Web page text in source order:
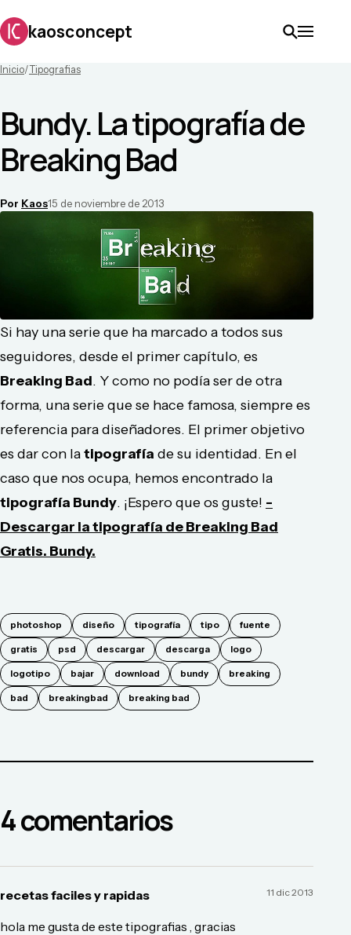
kaosconcept
Inicio/Tipografias
Bundy. La tipografía de
Breaking Bad
Por Kaos15 de noviembre de 2013
Si hay una serie que ha marcado a todos sus
seguidores, desde el primer capítulo, es
Breaking Bad. Y como no podía ser de otra
forma, una serie que se hace famosa, siempre es
referencia para diseñadores. El primer objetivo
es dar con latipografía de su identidad. En el
caso que nos ocupa, hemos encontrado la
tipografía Bundy. ¡Espero que os guste! -
Descargar la tipografía de Breaking Bad
Gratis. Bundy.
photoshop diseño tipografía tipo fuente
gratis psd descargar descarga logo
logotipo bajar download bundy breaking
bad breakingbad breaking bad
4comentarios
recetas faciles y rapidas 11 dic 2013
hola me gusta de este tipografias , gracias